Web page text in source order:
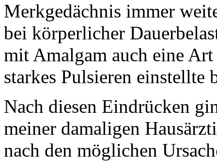
Merkgedächnis immer
bei körperlicher
mit Amalgam auch eine
starkes Pulsieren einstellte
Nach diesen Eindrücken
meiner damaligen
nach den möglichen